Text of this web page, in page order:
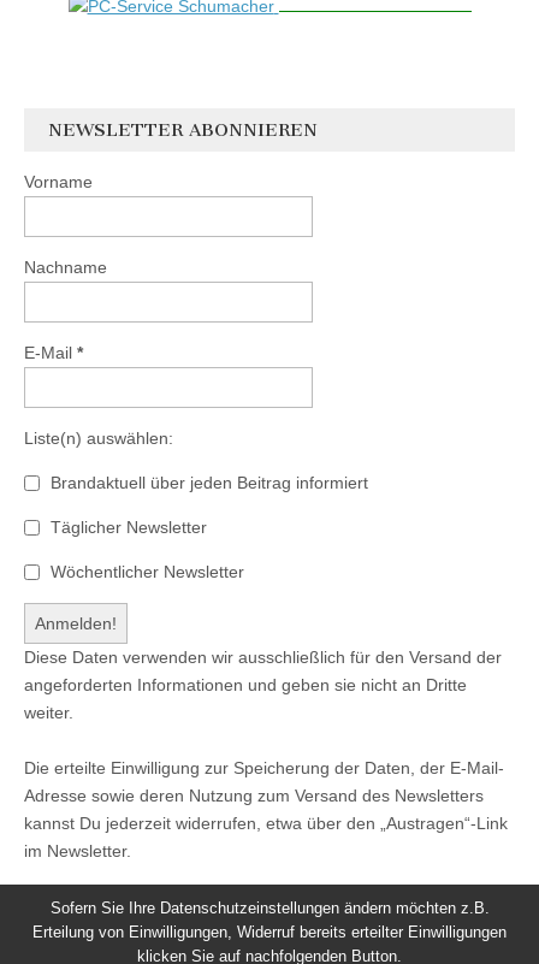
NEWSLETTER ABONNIEREN
Vorname
Nachname
E-Mail *
Liste(n) auswählen:
Brandaktuell über jeden Beitrag informiert
Täglicher Newsletter
Wöchentlicher Newsletter
Diese Daten verwenden wir ausschließlich für den Versand der
angeforderten Informationen und geben sie nicht an Dritte
weiter.
Die erteilte Einwilligung zur Speicherung der Daten, der E-Mail-
Adresse sowie deren Nutzung zum Versand des Newsletters
kannst Du jederzeit widerrufen, etwa über den „Austragen“-Link
im Newsletter.
Sofern Sie Ihre Datenschutzeinstellungen ändern möchten z.B.
Erteilung von Einwilligungen, Widerruf bereits erteilter Einwilligungen
klicken Sie auf nachfolgenden Button.